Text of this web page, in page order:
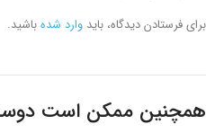
برای فرستادن دیدگاه، باید وارد شدهباشید.
همچنین ممکن است